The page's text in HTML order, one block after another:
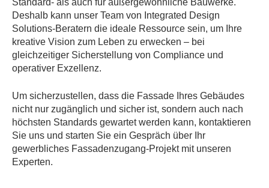
Deshalb kann unser Team von Integrated Design
Solutions-Beratern die ideale Ressource sein, um Ihre
kreative Vision zum Leben zu erwecken – bei
gleichzeitiger Sicherstellung von Compliance und
operativer Exzellenz.
Um sicherzustellen, dass die Fassade Ihres Gebäudes
nicht nur zugänglich und sicher ist, sondern auch nach
höchsten Standards gewartet werden kann, kontaktieren
Sie uns und starten Sie ein Gespräch über Ihr
gewerbliches Fassadenzugang-Projekt mit unseren
Experten.